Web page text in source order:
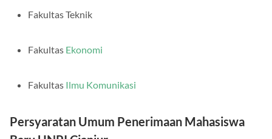
Fakultas Teknik
Fakultas Ekonomi
Fakultas Ilmu Komunikasi
Persyaratan Umum Penerimaan Mahasiswa